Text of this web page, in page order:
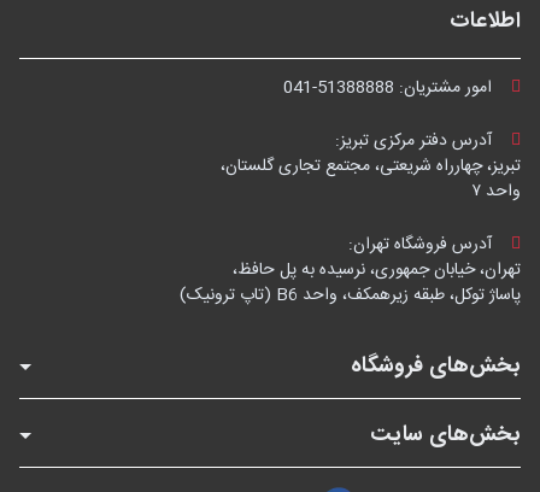
اطلاعات
امور مشتریان: 041-51388888
آدرس دفتر مرکزی تبریز:
تبریز، چهارراه شریعتی، مجتمع تجاری گلستان،
واحد ۷
آدرس فروشگاه تهران:
تهران، خیابان جمهوری، نرسیده به پل حافظ،
پاساژ توکل، طبقه زیرهمکف، واحد B6 (تاپ ترونیک)
بخش‌های فروشگاه
بخش‌های سایت